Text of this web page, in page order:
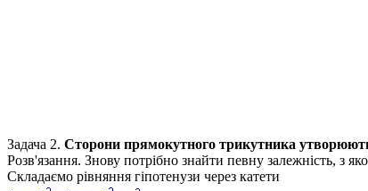
Задача 2. Сторони прямокутного трикутника
Розв'язання. Знову потрібно знайти певну залежність, з
Складаємо рівняння гіпотенузи через катети